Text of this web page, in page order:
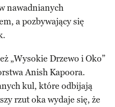
nawadnianych
a pozbywający się
„Wysokie Drzewo i Oko”
Anish Kapoora.
kul, które odbijają
rzut oka wydaje się, że